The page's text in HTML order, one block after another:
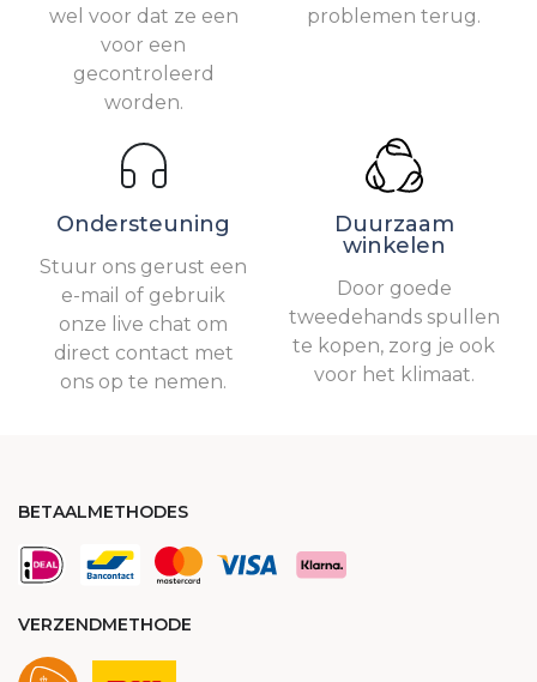
wel voor dat ze een
voor een
gecontroleerd
worden.
problemen terug.
Ondersteuning
Stuur ons gerust een
e-mail of gebruik
onze live chat om
direct contact met
ons op te nemen.
Duurzaam
winkelen
Door goede
tweedehands spullen
te kopen, zorg je ook
voor het klimaat.
BETAALMETHODES
VERZENDMETHODE